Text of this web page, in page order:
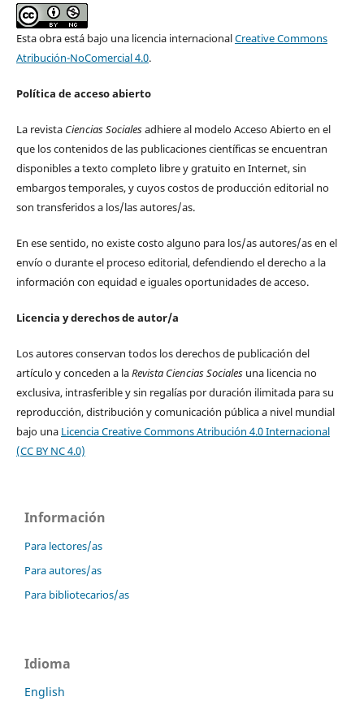
Esta obra está bajo una licencia internacionalCreative Commons
Atribución-NoComercial 4.0.
Política de acceso abierto
La revista Ciencias Socialesadhiere al modelo Acceso Abierto en el
que los contenidos de las publicaciones científicas se encuentran
disponibles a texto completo libre y gratuito en Internet, sin
embargos temporales, y cuyos costos de producción editorial no
son transferidos a los/las autores/as.
En ese sentido, no existe costo alguno para los/as autores/as en el
envío o durante el proceso editorial, defendiendo el derecho a la
información con equidad e iguales oportunidades de acceso.
Licencia y derechos de autor/a
Los autores conservan todos los derechos de publicación del
artículo y conceden a laRevista Ciencias Socialesuna licencia no
exclusiva, intrasferible y sin regalías por duración ilimitada para su
reproducción, distribución y comunicación pública a nivel mundial
bajo una Licencia Creative Commons Atribución 4.0 Internacional
(CC BY NC 4.0)
Información
Para lectores/as
Para autores/as
Para bibliotecarios/as
Idioma
English